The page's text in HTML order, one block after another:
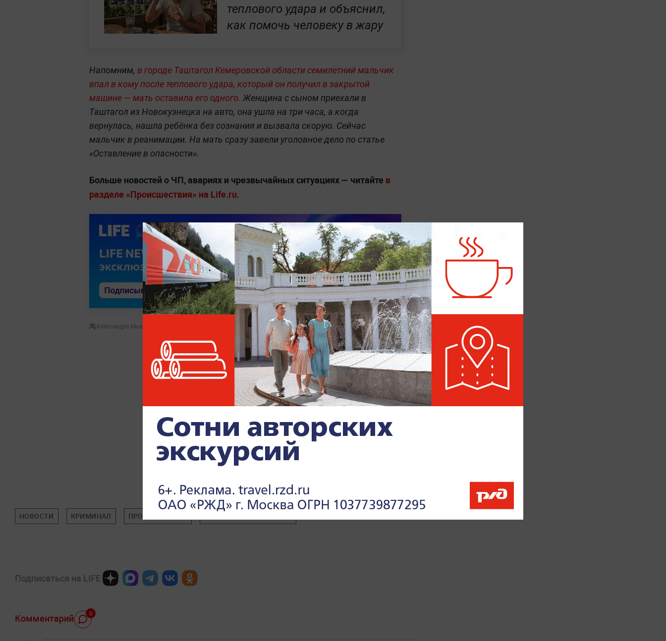
теплового удара и объяснил,
как помочь человеку в жару
Напомним, в городе Таштагол Кемеровской области семилетний мальчик
впал в кому после теплового удара, который он получил в закрытой
машине — мать оставила его одного. Женщина с сыном приехали в
Таштагол из Новокузнецка на авто, она ушла на три часа, а когда
вернулась, нашла ребёнка без сознания и вызвала скорую. Сейчас
мальчик в реанимации. На мать сразу завели уголовное дело по статье
«Оставление в опасности».
Больше новостей о ЧП, авариях и чрезвычайных ситуациях — читайте в
разделе «Происшествия» на Life.ru.
Александра Мышляева
НОВОСТИ КРИМИНАЛ ПРОИСШЕСТВИЯ
Подписаться на LIFE
Комментарий 0